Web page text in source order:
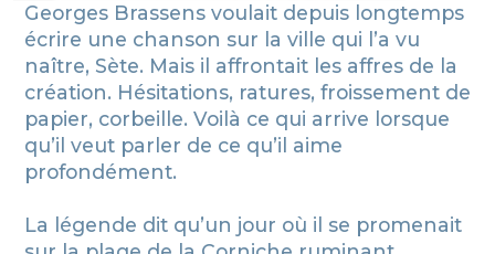
Georges Brassens voulait depuis longtemps
écrire une chanson sur la ville qui l’a vu
naître, Sète. Mais il affrontait les affres de la
création. Hésitations, ratures, froissement de
papier, corbeille. Voilà ce qui arrive lorsque
qu’il veut parler de ce qu’il aime
profondément.
La légende dit qu’un jour où il se promenait